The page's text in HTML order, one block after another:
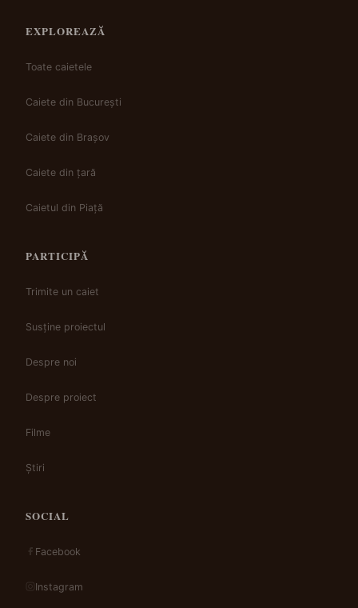
EXPLOREAZĂ
Toate caietele
Caiete din București
Caiete din Brașov
Caiete din țară
Caietul din Piață
PARTICIPĂ
Trimite un caiet
Susține proiectul
Despre noi
Despre proiect
Filme
Știri
SOCIAL
Facebook
Instagram